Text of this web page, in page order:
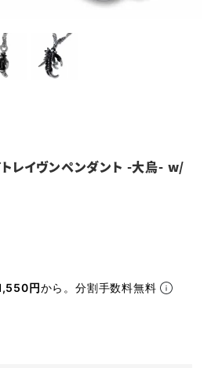
トレイヴンペンダント -大烏- w/
円から。分割手数料無料